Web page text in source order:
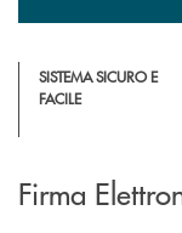
SISTEMA SICURO E
FACILE
Firma